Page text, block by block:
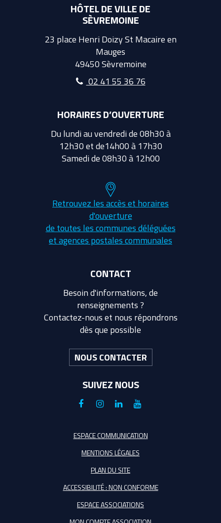
HÔTEL DE VILLE DE
SÈVREMOINE
23 place Henri Doizy St Macaire en
Mauges
49450 Sèvremoine
02 41 55 36 76
HORAIRES D’OUVERTURE
Du lundi au vendredi de 08h30 à
12h30 et de14h00 à 17h30
Samedi de 08h30 à 12h00
Retrouvez les accès et horaires
d'ouverture
de toutes les communes déléguées
et agences postales communales
CONTACT
Besoin d'informations, de
renseignements ?
Contactez-nous et nous répondrons
dès que possible
NOUS CONTACTER
SUIVEZ NOUS
Lien
le
Facebook
Lien
le
compte
Instagram
Lien
le
compte
Linkedin
Lien
la
Youtube
ESPACE COMMUNICATION
MENTIONS LÉGALES
PLAN DU SITE
ACCESSIBILITÉ : NON CONFORME
ESPACE ASSOCIATIONS